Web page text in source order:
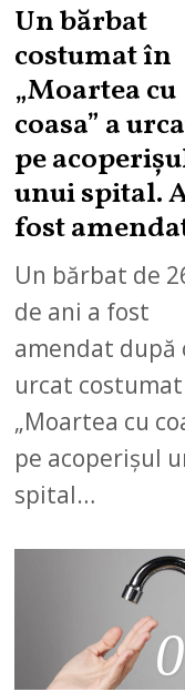
Un bărbat
costumat în
„Moartea cu
coasa” a
pe
unui spital.
fost
Un bărbat de
de ani a fost
amendat după
urcat
„Moartea cu
pe acoperișul
spital…